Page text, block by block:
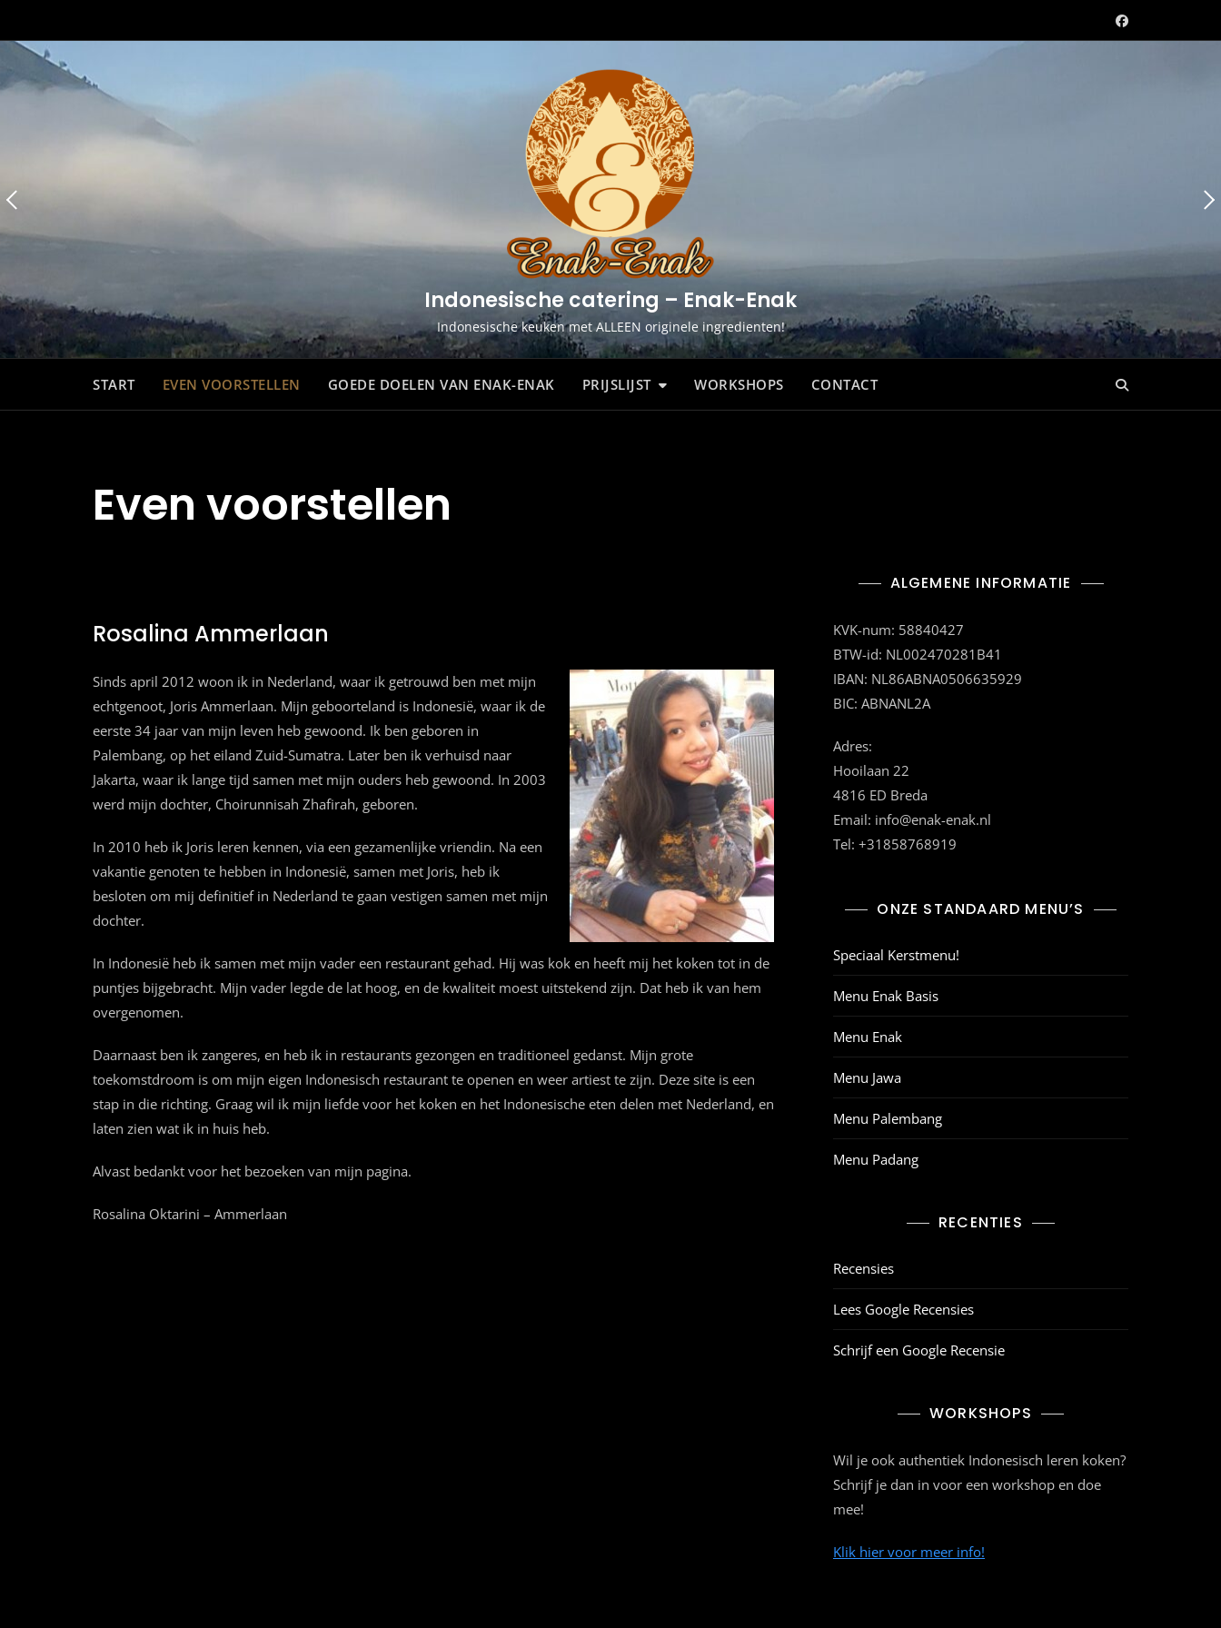
inhoud
Indonesische catering – Enak-Enak
Indonesische keuken met ALLEEN originele ingredienten!
START EVEN VOORSTELLEN GOEDE DOELEN VAN ENAK-ENAK PRIJSLIJST WORKSHOPS CONTACT
Even voorstellen
Rosalina Ammerlaan
Sinds april 2012 woon ik in Nederland, waar ik getrouwd ben met mijn
echtgenoot, Joris Ammerlaan. Mijn geboorteland is Indonesië, waar ik de
eerste 34 jaar van mijn leven heb gewoond. Ik ben geboren in
Palembang, op het eiland Zuid-Sumatra. Later ben ik verhuisd naar
Jakarta, waar ik lange tijd samen met mijn ouders heb gewoond. In 2003
werd mijn dochter, Choirunnisah Zhafirah, geboren.
In 2010 heb ik Joris leren kennen, via een gezamenlijke vriendin. Na een
vakantie genoten te hebben in Indonesië, samen met Joris, heb ik
besloten om mij definitief in Nederland te gaan vestigen samen met mijn
dochter.
In Indonesië heb ik samen met mijn vader een restaurant gehad. Hij was kok en heeft mij het koken tot in de
puntjes bijgebracht. Mijn vader legde de lat hoog, en de kwaliteit moest uitstekend zijn. Dat heb ik van hem
overgenomen.
Daarnaast ben ik zangeres, en heb ik in restaurants gezongen en traditioneel gedanst. Mijn grote
toekomstdroom is om mijn eigen Indonesisch restaurant te openen en weer artiest te zijn. Deze site is een
stap in die richting. Graag wil ik mijn liefde voor het koken en het Indonesische eten delen met Nederland, en
laten zien wat ik in huis heb.
Alvast bedankt voor het bezoeken van mijn pagina.
Rosalina Oktarini – Ammerlaan
ALGEMENE INFORMATIE
KVK-num: 58840427
BTW-id: NL002470281B41
IBAN: NL86ABNA0506635929
BIC: ABNANL2A
Adres:
Hooilaan 22
4816 ED Breda
Email: info@enak-enak.nl
Tel: +31858768919
ONZE STANDAARD MENU’S
Speciaal Kerstmenu!
Menu Enak Basis
Menu Enak
Menu Jawa
Menu Palembang
Menu Padang
RECENTIES
Recensies
Lees Google Recensies
Schrijf een Google Recensie
WORKSHOPS
Wil je ook authentiek Indonesisch leren koken?
Schrijf je dan in voor een workshop en doe
mee!
Klik hier voor meer info!